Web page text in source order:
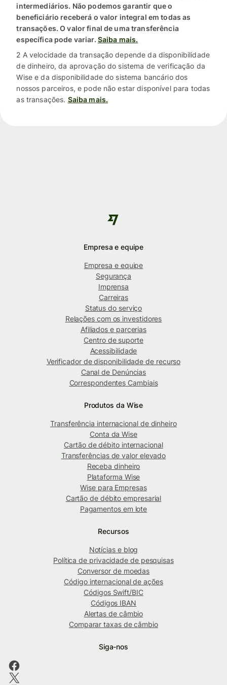
intermediários. Não podemos garantir que o
beneficiário receberá o valor integral em todas as
transações. O valor final de uma transferência
específica pode variar. Saiba mais.
2 A velocidade da transação depende da disponibilidade
de dinheiro, da aprovação do sistema de verificação da
Wise e da disponibilidade do sistema bancário dos
nossos parceiros, e pode não estar disponível para todas
as transações. Saiba mais.
Empresa e equipe
Empresa e equipe
Segurança
Imprensa
Carreiras
Status do serviço
Relações com os investidores
Afiliados e parcerias
Centro de suporte
Acessibilidade
Verificador de disponibilidade de recurso
Canal de Denúncias
Correspondentes Cambiais
Produtos da Wise
Transferência internacional de dinheiro
Conta da Wise
Cartão de débito internacional
Transferências de valor elevado
Receba dinheiro
Plataforma Wise
Wise para Empresas
Cartão de débito empresarial
Pagamentos em lote
Recursos
Notícias e blog
Política de privacidade de pesquisas
Conversor de moedas
Código internacional de ações
Códigos Swift/BIC
Códigos IBAN
Alertas de câmbio
Comparar taxas de câmbio
Siga-nos